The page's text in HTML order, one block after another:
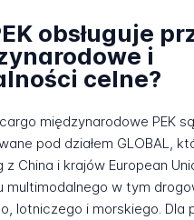
obsługuje
i
celne?
międzynarodowe PEK są
pod działem GLOBAL,
z China i krajów European
multimodalnego w tym
lotniczego i morskiego. Dla